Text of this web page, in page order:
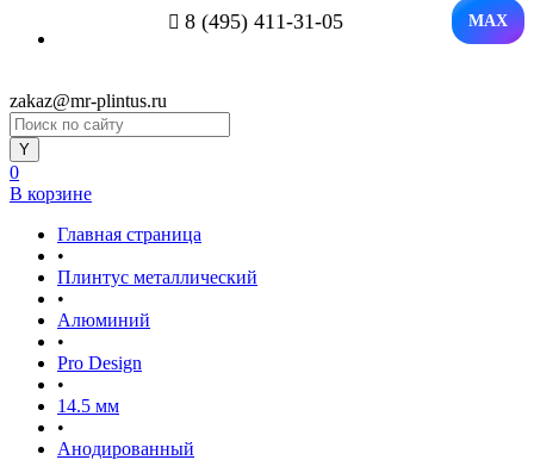
8 (495) 411-31-05 MAX
zakaz@mr-plintus.ru
0
В корзине
Главная страница
•
Плинтус металлический
•
Алюминий
•
Pro Design
•
14.5 мм
•
Анодированный